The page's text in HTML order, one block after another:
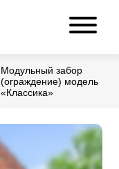
Модульный забор
(ограждение) модель
«Классика»